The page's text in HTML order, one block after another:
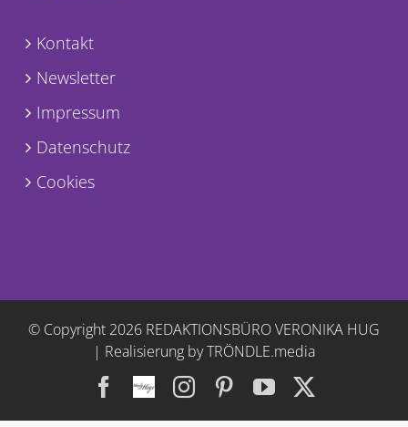
Kontakt
Newsletter
Impressum
Datenschutz
Cookies
© Copyright 2026 REDAKTIONSBÜRO VERONIKA HUG
| Realisierung by TRÖNDLE.media
Facebook
Facebook
Instagram
PinterestYouTube
X